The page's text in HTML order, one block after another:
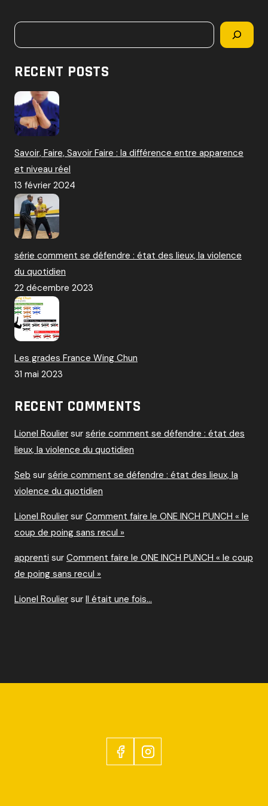
r
Rechercher
RECENT POSTS
Savoir, Faire, Savoir Faire : la différence entre apparence
et niveau réel
13 février 2024
série comment se défendre : état des lieux, la violence
du quotidien
22 décembre 2023
Les grades France Wing Chun
31 mai 2023
RECENT COMMENTS
Lionel Roulier sur série comment se défendre : état des
lieux, la violence du quotidien
Seb sur série comment se défendre : état des lieux, la
violence du quotidien
Lionel Roulier sur Comment faire le ONE INCH PUNCH « le
coup de poing sans recul »
apprenti sur Comment faire le ONE INCH PUNCH « le coup
de poing sans recul »
Lionel Roulier sur Il était une fois…